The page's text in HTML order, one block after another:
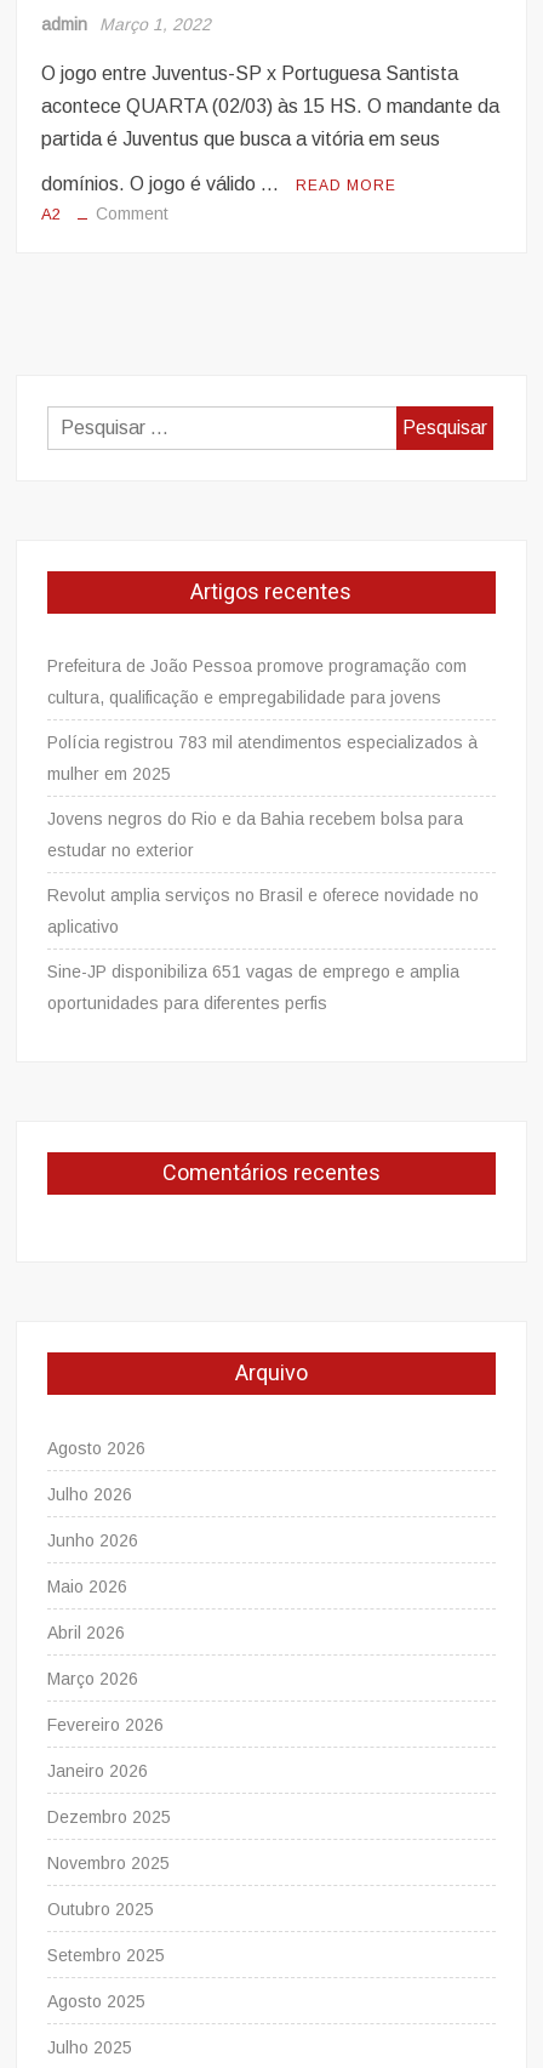
Espanhol)
SÁBADO
às
14:30
hs,
admin Março 1, 2022
O jogo entre Juventus-SP x Portuguesa Santista
acontece QUARTA (02/03) às 15 HS. O mandante da
partida é Juventus que busca a vitória em seus
domínios. O jogo é válido … READ MORE
A2 Commenton
Santista
(02/03)
hs
Pesquisar
por:
Artigos recentes
Prefeitura de João Pessoa promove programação com
cultura, qualificação e empregabilidade para jovens
Polícia registrou 783 mil atendimentos especializados à
mulher em 2025
Jovens negros do Rio e da Bahia recebem bolsa para
estudar no exterior
Revolut amplia serviços no Brasil e oferece novidade no
aplicativo
Sine-JP disponibiliza 651 vagas de emprego e amplia
oportunidades para diferentes perfis
Comentários recentes
Arquivo
Agosto 2026
Julho 2026
Junho 2026
Maio 2026
Abril 2026
Março 2026
Fevereiro 2026
Janeiro 2026
Dezembro 2025
Novembro 2025
Outubro 2025
Setembro 2025
Agosto 2025
Julho 2025